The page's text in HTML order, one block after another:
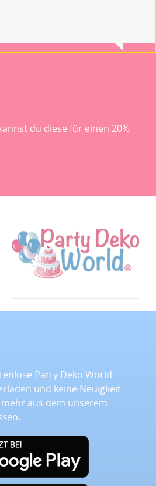
du diese für einen 20%
Party Deko World
und keine Neuigkeit
aus dem unserem